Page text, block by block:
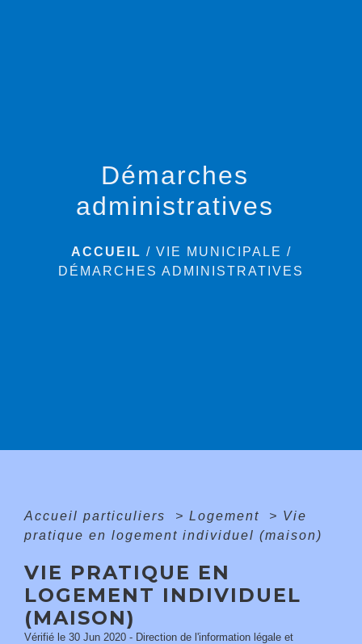
Démarches
administratives
ACCUEIL / VIE MUNICIPALE /
DÉMARCHES ADMINISTRATIVES
Accueil particuliers > Logement > Vie
pratique en logement individuel (maison)
VIE PRATIQUE EN
LOGEMENT INDIVIDUEL
(MAISON)
Vérifié le 30 Jun 2020 - Direction de l'information légale et